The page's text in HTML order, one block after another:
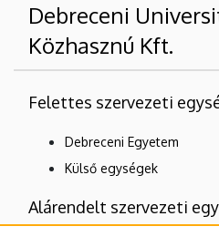
Debreceni
Közhasznú Kft.
Felettes szervezeti
Debreceni Egyetem
Külső egységek
Alárendelt szervezeti